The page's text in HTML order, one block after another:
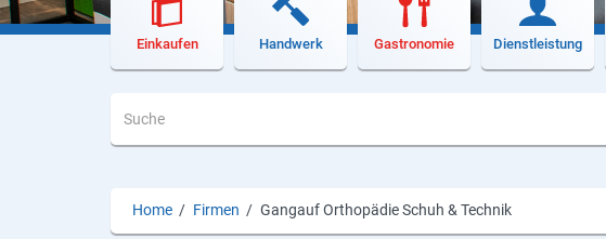
Einkaufen Handwerk Gastronomie Dienstleistung
Home / Firmen / Gangauf Orthopädie Schuh & Technik
Lieferdienste
Neuburg App
Aktuelles